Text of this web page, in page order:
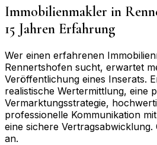
Immobilienmakler in
15 Jahren Erfahrung
Wer einen erfahrenen
Rennertshofen sucht, erwartet
Veröffentlichung eines Inserats.
realistische Wertermittlung, eine
Vermarktungsstrategie,
professionelle Kommunikation
eine sichere
an.